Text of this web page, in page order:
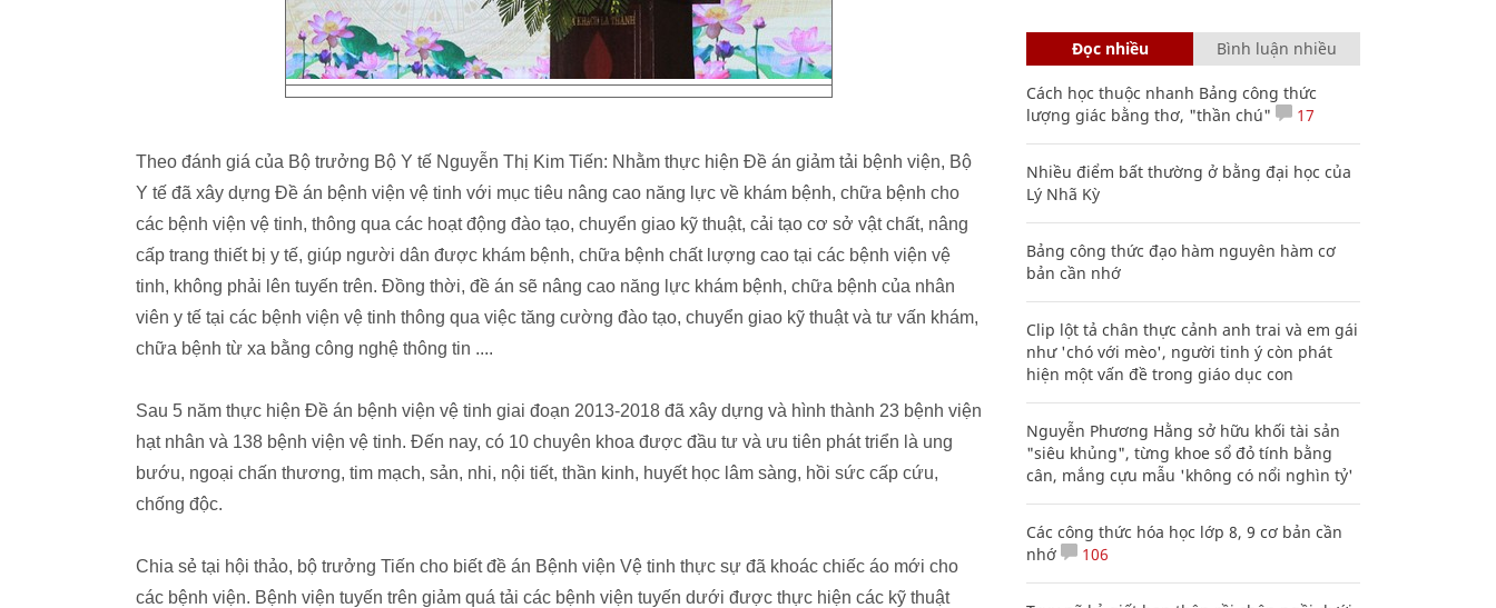
Theo đánh giá của Bộ trưởng Bộ Y tế Nguyễn Thị Kim Tiến: Nhằm thực hiện Đề án giảm tải bệnh viện, Bộ
Y tế đã xây dựng Đề án bệnh viện vệ tinh với mục tiêu nâng cao năng lực về khám bệnh, chữa bệnh cho
các bệnh viện vệ tinh, thông qua các hoạt động đào tạo, chuyển giao kỹ thuật, cải tạo cơ sở vật chất, nâng
cấp trang thiết bị y tế, giúp người dân được khám bệnh, chữa bệnh chất lượng cao tại các bệnh viện vệ
tinh, không phải lên tuyến trên. Đồng thời, đề án sẽ nâng cao năng lực khám bệnh, chữa bệnh của nhân
viên y tế tại các bệnh viện vệ tinh thông qua việc tăng cường đào tạo, chuyển giao kỹ thuật và tư vấn khám,
chữa bệnh từ xa bằng công nghệ thông tin ....
Sau 5 năm thực hiện Đề án bệnh viện vệ tinh giai đoạn 2013-2018 đã xây dựng và hình thành 23 bệnh viện
hạt nhân và 138 bệnh viện vệ tinh. Đến nay, có 10 chuyên khoa được đầu tư và ưu tiên phát triển là ung
bướu, ngoại chấn thương, tim mạch, sản, nhi, nội tiết, thần kinh, huyết học lâm sàng, hồi sức cấp cứu,
chống độc.
Chia sẻ tại hội thảo, bộ trưởng Tiến cho biết đề án Bệnh viện Vệ tinh thực sự đã khoác chiếc áo mới cho
các bệnh viện. Bệnh viện tuyến trên giảm quá tải các bệnh viện tuyến dưới được thực hiện các kỹ thuật
Đọc nhiều Bình luận nhiều
Cách học thuộc nhanh Bảng công thức
lượng giác bằng thơ, "thần chú"
17
Nhiều điểm bất thường ở bằng đại học của
Lý Nhã Kỳ
Bảng công thức đạo hàm nguyên hàm cơ
bản cần nhớ
Clip lột tả chân thực cảnh anh trai và em gái
như 'chó với mèo', người tinh ý còn phát
hiện một vấn đề trong giáo dục con
Nguyễn Phương Hằng sở hữu khối tài sản
"siêu khủng", từng khoe sổ đỏ tính bằng
cân, mắng cựu mẫu 'không có nổi nghìn tỷ'
Các công thức hóa học lớp 8, 9 cơ bản cần
nhớ
106